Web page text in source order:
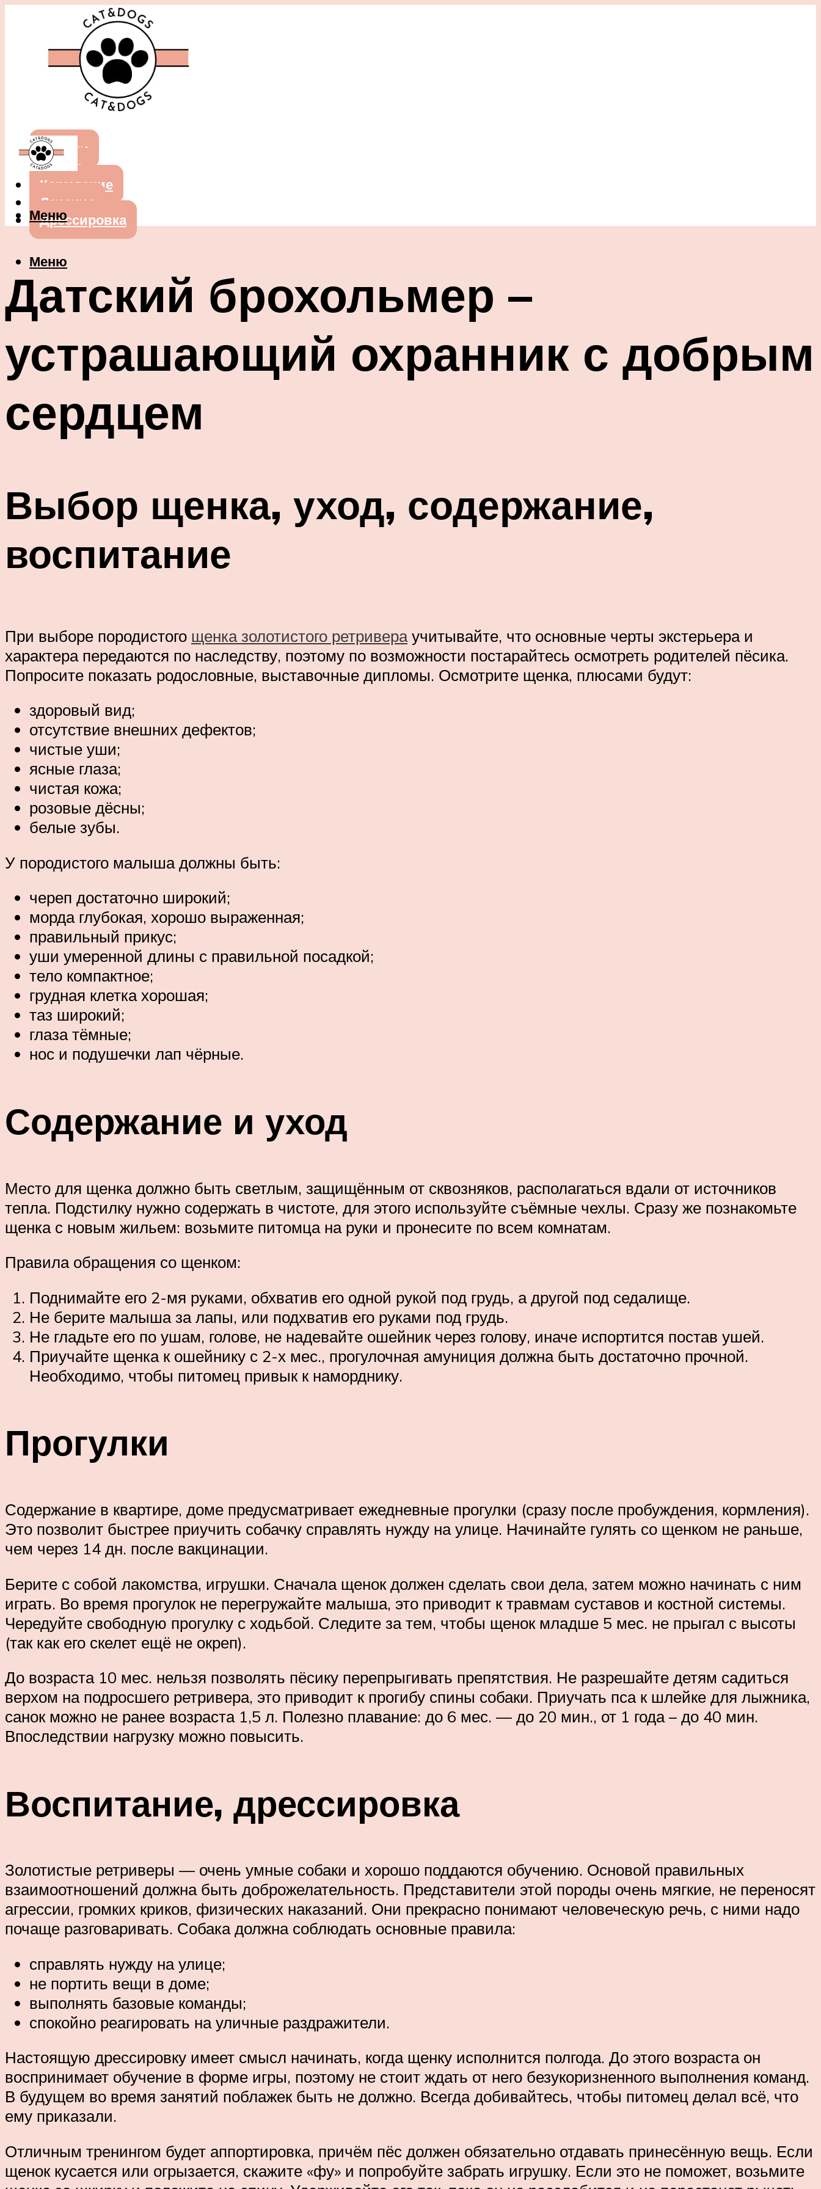
Собаки
Кошки
Кормление
Лечение
Дрессировка
Меню
Меню
Датский брохольмер –
устрашающий охранник с добрым
сердцем
Выбор щенка, уход, содержание,
воспитание
При выборе породистого щенка золотистого ретривераучитывайте, что основные черты экстерьера и
характера передаются по наследству, поэтому по возможности постарайтесь осмотреть родителей пёсика.
Попросите показать родословные, выставочные дипломы. Осмотрите щенка, плюсами будут:
здоровый вид;
отсутствие внешних дефектов;
чистые уши;
ясные глаза;
чистая кожа;
розовые дёсны;
белые зубы.
У породистого малыша должны быть:
череп достаточно широкий;
морда глубокая, хорошо выраженная;
правильный прикус;
уши умеренной длины с правильной посадкой;
тело компактное;
грудная клетка хорошая;
таз широкий;
глаза тёмные;
нос и подушечки лап чёрные.
Содержание и уход
Место для щенка должно быть светлым, защищённым от сквозняков, располагаться вдали от источников
тепла. Подстилку нужно содержать в чистоте, для этого используйте съёмные чехлы. Сразу же познакомьте
щенка с новым жильем: возьмите питомца на руки и пронесите по всем комнатам.
Правила обращения со щенком:
Поднимайте его 2-мя руками, обхватив его одной рукой под грудь, а другой под седалище.
Не берите малыша за лапы, или подхватив его руками под грудь.
Не гладьте его по ушам, голове, не надевайте ошейник через голову, иначе испортится постав ушей.
Приучайте щенка к ошейнику с 2-х мес., прогулочная амуниция должна быть достаточно прочной.
Необходимо, чтобы питомец привык к наморднику.
Прогулки
Содержание в квартире, доме предусматривает ежедневные прогулки (сразу после пробуждения, кормления).
Это позволит быстрее приучить собачку справлять нужду на улице. Начинайте гулять со щенком не раньше,
чем через 14 дн. после вакцинации.
Берите с собой лакомства, игрушки. Сначала щенок должен сделать свои дела, затем можно начинать с ним
играть. Во время прогулок не перегружайте малыша, это приводит к травмам суставов и костной системы.
Чередуйте свободную прогулку с ходьбой. Следите за тем, чтобы щенок младше 5 мес. не прыгал с высоты
(так как его скелет ещё не окреп).
До возраста 10 мес. нельзя позволять пёсику перепрыгивать препятствия. Не разрешайте детям садиться
верхом на подросшего ретривера, это приводит к прогибу спины собаки. Приучать пса к шлейке для лыжника,
санок можно не ранее возраста 1,5 л. Полезно плавание: до 6 мес. — до 20 мин., от 1 года – до 40 мин.
Впоследствии нагрузку можно повысить.
Воспитание, дрессировка
Золотистые ретриверы — очень умные собаки и хорошо поддаются обучению. Основой правильных
взаимоотношений должна быть доброжелательность. Представители этой породы очень мягкие, не переносят
агрессии, громких криков, физических наказаний. Они прекрасно понимают человеческую речь, с ними надо
почаще разговаривать. Собака должна соблюдать основные правила:
справлять нужду на улице;
не портить вещи в доме;
выполнять базовые команды;
спокойно реагировать на уличные раздражители.
Настоящую дрессировку имеет смысл начинать, когда щенку исполнится полгода. До этого возраста он
воспринимает обучение в форме игры, поэтому не стоит ждать от него безукоризненного выполнения команд.
В будущем во время занятий поблажек быть не должно. Всегда добивайтесь, чтобы питомец делал всё, что
ему приказали.
Отличным тренингом будет аппортировка, причём пёс должен обязательно отдавать принесённую вещь. Если
щенок кусается или огрызается, скажите «фу» и попробуйте забрать игрушку. Если это не поможет, возьмите